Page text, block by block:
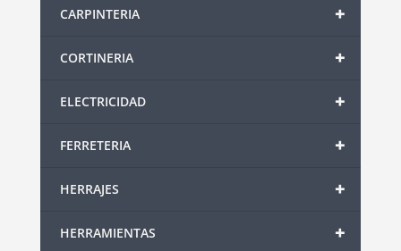
+
CARPINTERIA
+
CORTINERIA
+
ELECTRICIDAD
+
FERRETERIA
+
HERRAJES
+
HERRAMIENTAS